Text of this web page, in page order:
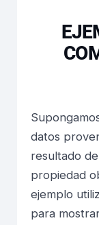
datos
resultado
propiedad
ejemplo
para